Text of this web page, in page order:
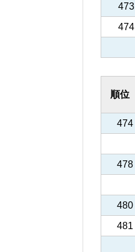
473
474
順位
474
478
480
481